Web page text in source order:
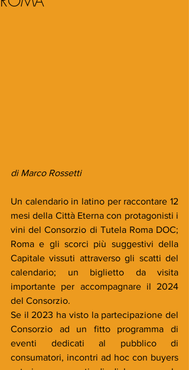
di Marco Rossetti
Un calendario in latino per raccontare 12
mesi della Città Eterna con protagonisti i
vini del Consorzio di Tutela Roma DOC;
Roma e gli scorci più suggestivi della
Capitale vissuti attraverso gli scatti del
calendario; un biglietto da visita
importante per accompagnare il 2024
del Consorzio.
Se il 2023 ha visto la partecipazione del
Consorzio ad un fitto programma di
eventi dedicati al pubblico di
consumatori, incontri ad hoc con buyers